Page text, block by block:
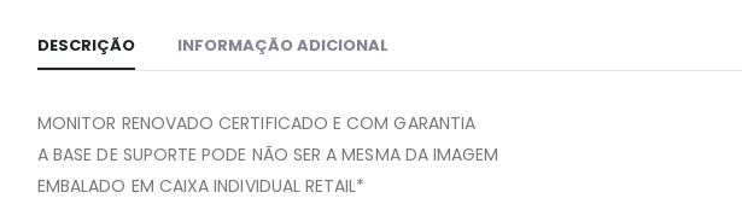
DESCRIÇÃO INFORMAÇÃO ADICIONAL
MONITOR RENOVADO CERTIFICADO E COM GARANTIA
A BASE DE SUPORTE PODE NÃO SER A MESMA DA IMAGEM
EMBALADO EM CAIXA INDIVIDUAL RETAIL*